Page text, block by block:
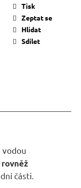
Tisk
Zeptat se
Hlídat
Sdílet
vodou
rovněž
části.